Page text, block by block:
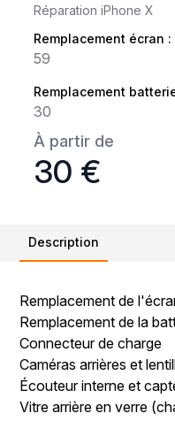
Réparation iPhone X
Remplacement écran :
59
Remplacement
30
À partir de
30 €
Description
Remplacement de
Remplacement de la
Connecteur de charge
Caméras arrières et
Écouteur interne et
Vitre arrière en verre